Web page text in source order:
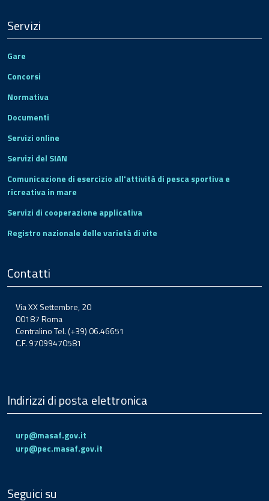
Servizi
Gare
Concorsi
Normativa
Documenti
Servizi online
Servizi del SIAN
Comunicazione di esercizio all'attività di pesca sportiva e
ricreativa in mare
Servizi di cooperazione applicativa
Registro nazionale delle varietà di vite
Contatti
Via XX Settembre, 20
00187 Roma
Centralino Tel. (+39) 06.46651
C.F. 97099470581
Indirizzi di posta elettronica
urp@masaf.gov.it
urp@pec.masaf.gov.it
Seguici su